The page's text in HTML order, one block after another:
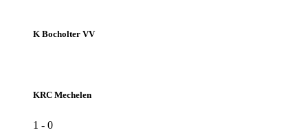
K Bocholter VV
KRC Mechelen
1 - 0